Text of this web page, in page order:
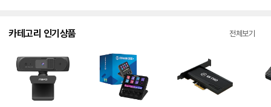
카테고리 인기상품 전체보기